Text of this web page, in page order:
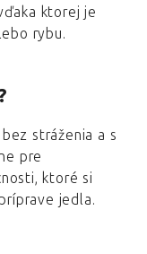
ktorej je
rybu.
stráženia a s
pre
ktoré si
jedla.